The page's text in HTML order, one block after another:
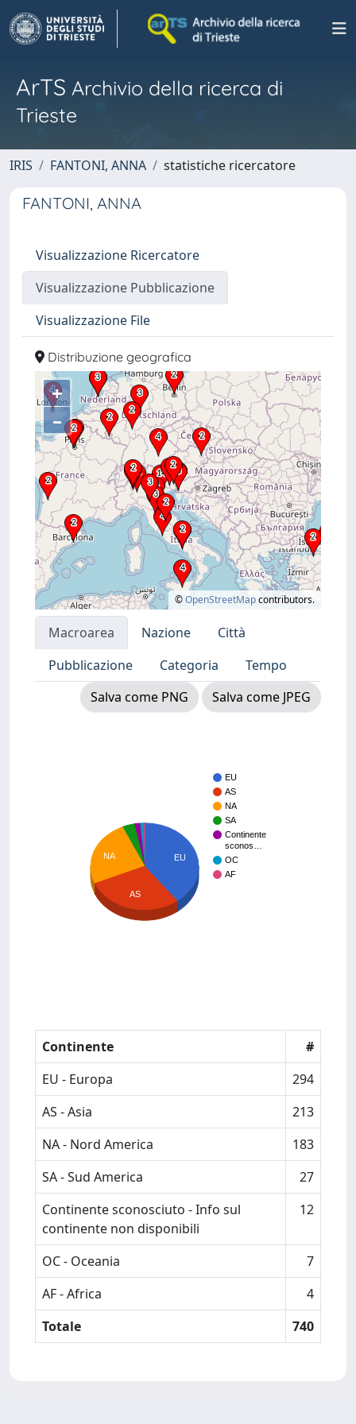
ArTS Archivio della ricerca di
Trieste
IRIS FANTONI, ANNA statistiche ricercatore
FANTONI, ANNA
Visualizzazione Ricercatore
Visualizzazione Pubblicazione
Visualizzazione File
Distribuzione geografica
+
–
©OpenStreetMapcontributors.
Macroarea Nazione
Città
Pubblicazione
Categoria
Tempo
Salva come PNG
Salva come JPEG
EU
AS
NA
SA
Continente
sconos…
OC
AF
EU
NA
AS
Continente
#
EU - Europa
294
AS - Asia
213
NA - Nord America
183
SA - Sud America
27
Continente sconosciuto - Info sul
continente non disponibili
12
OC - Oceania
7
AF - Africa
4
Totale
740